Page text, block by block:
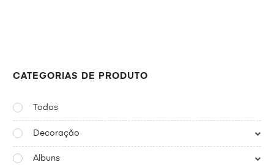
CATEGORIAS DE PRODUTO
Todos
Decoração
Albuns